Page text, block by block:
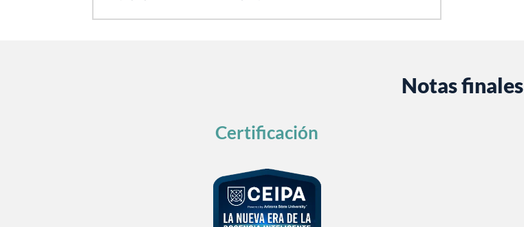
Notas finales
Certificación